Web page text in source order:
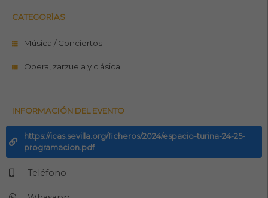
CATEGORÍAS
Música / Conciertos
Opera, zarzuela y clásica
INFORMACIÓN DEL EVENTO
https://icas.sevilla.org/ficheros/2024/espacio-turina-24-25-
programacion.pdf
Teléfono